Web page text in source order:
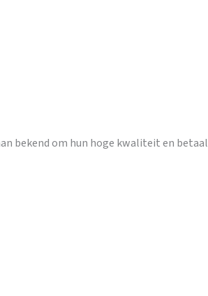
bekend om hun hoge kwaliteit en